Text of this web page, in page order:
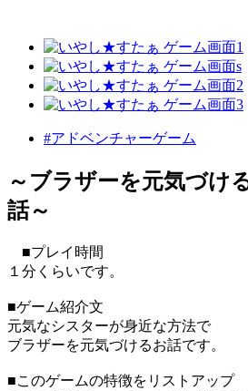
#アドベンチャーゲーム
～ブラザーを元気づけ
話～
■プレイ時間
１分くらいです。
■ゲーム紹介文
元気なシスターが身近な方法で
ブラザーを元気づけるお話です。
■このゲームの特徴をリストアップ